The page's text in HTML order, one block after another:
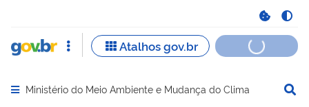
Abrir menu principal de navegação
Ministério do Meio Ambiente e Mudança do Clima